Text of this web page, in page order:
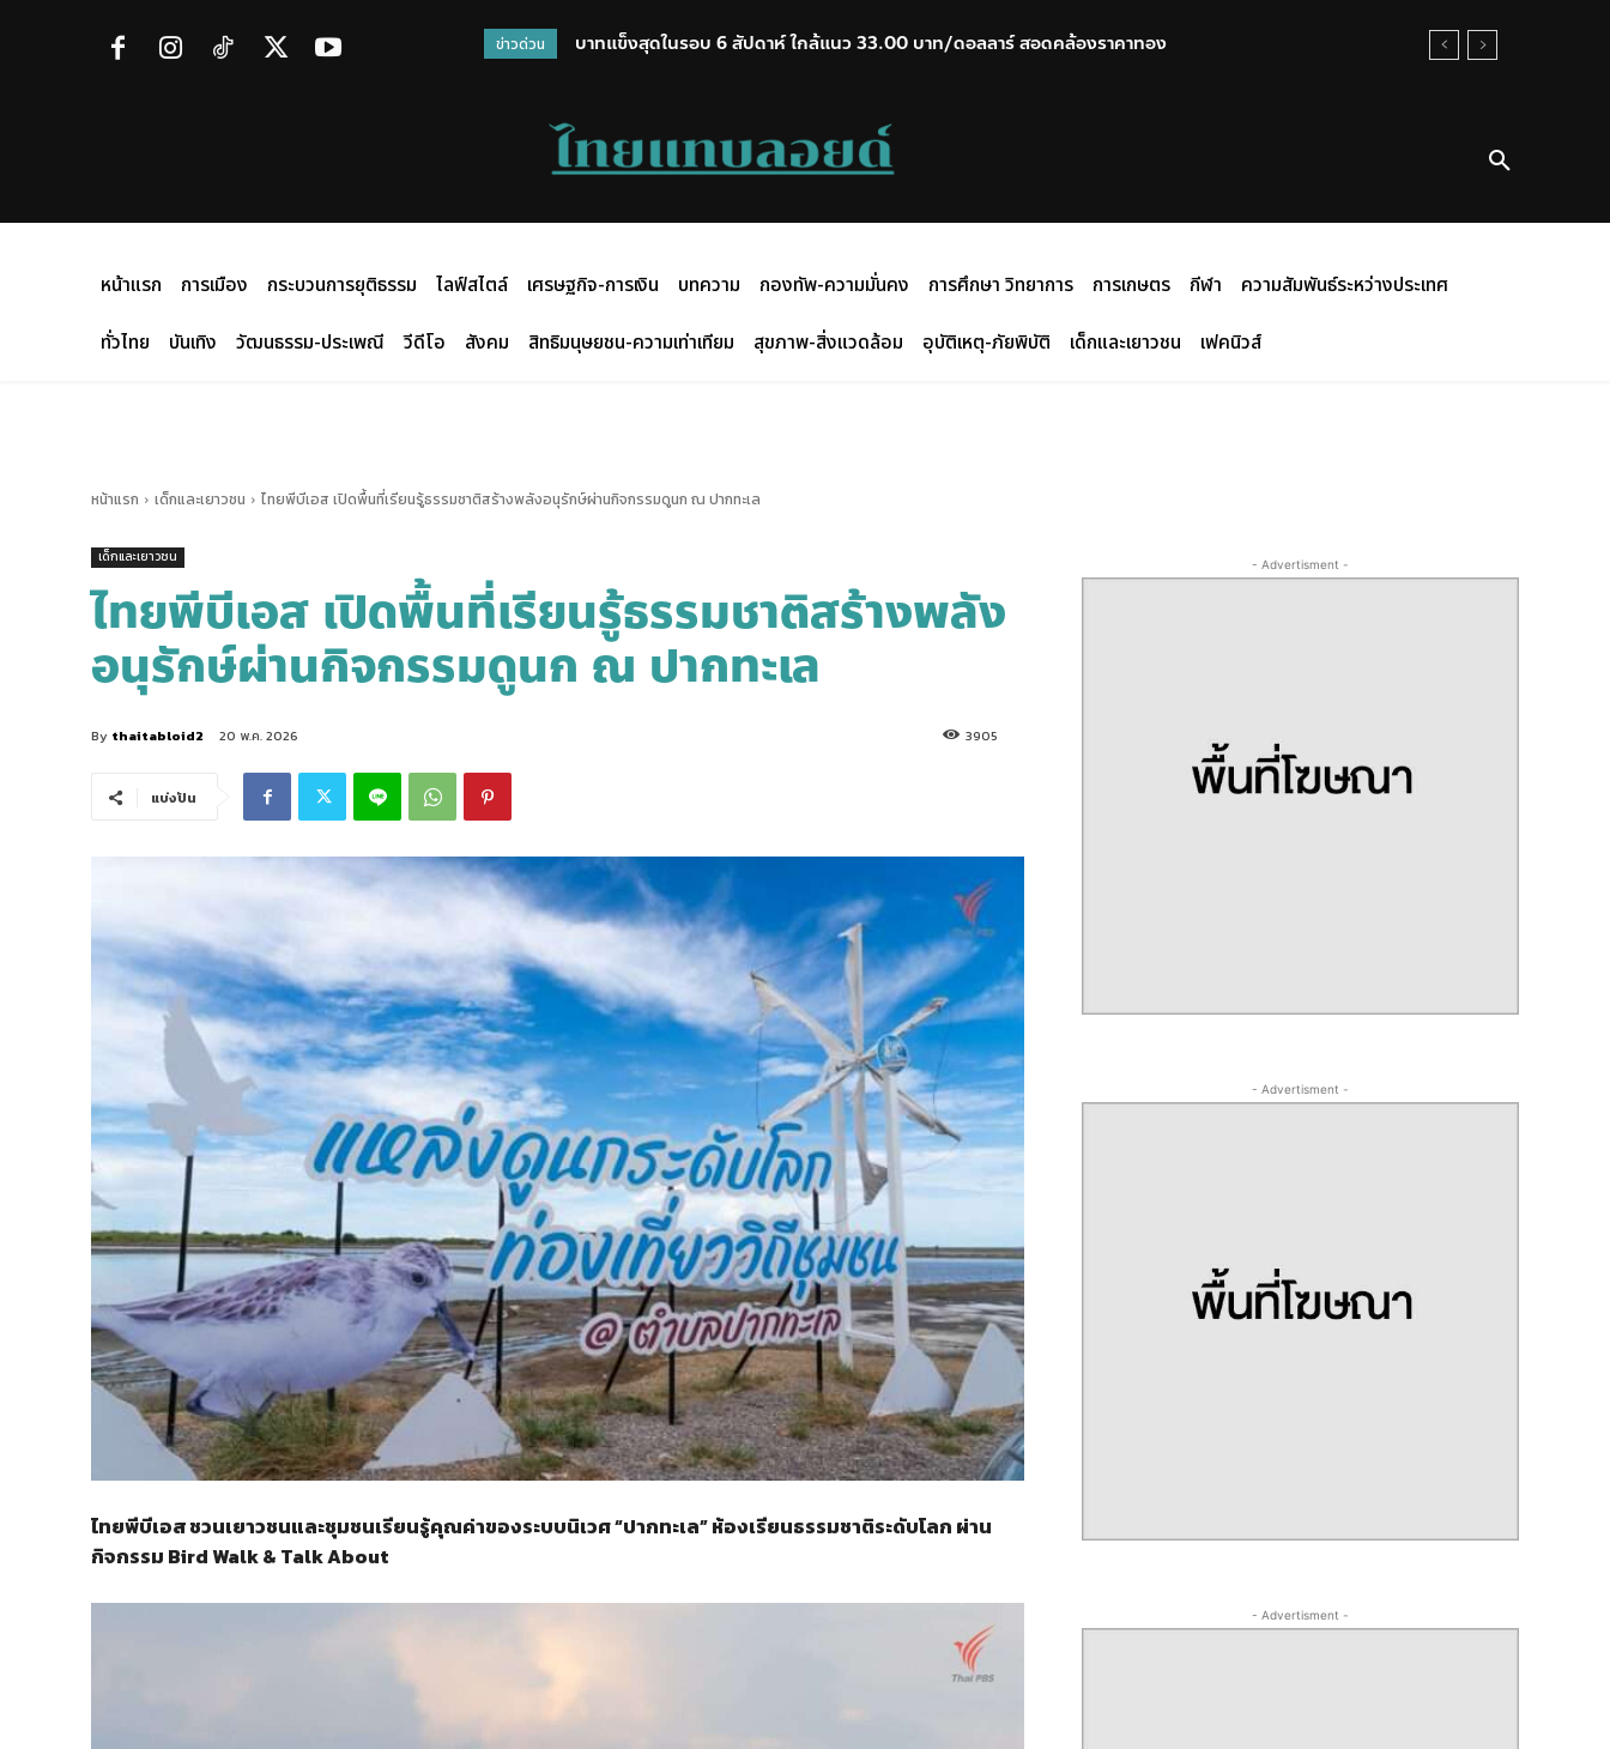
ข่าวด่วน
ผบช.ทท.ปฏิวัติตำรวจท่องเที่ยวยุค AI เร่งสปีด Command Center เชื่อม 1155 สแกนใบหน้า-ทะเบียน
หน้าแรก การเมือง กระบวนการยุติธรรม ไลฟ์สไตล์ เศรษฐกิจ-การเงิน บทความ กองทัพ-ความมั่นคง การศึกษา วิทยาการ การเกษตร กีฬา
ความสัมพันธ์ระหว่างประเทศ
ทั่วไทย
บันเทิง วัฒนธรรม-ประเพณี วีดีโอ สังคม สิทธิมนุษยชน-ความเท่าเทียม สุขภาพ-สิ่งแวดล้อม อุบัติเหตุ-ภัยพิบัติ เด็กและเยาวชน เฟคนิวส์
หน้าแรก เด็กและเยาวชน ไทยพีบีเอส เปิดพื้นที่เรียนรู้ธรรมชาติสร้างพลังอนุรักษ์ผ่านกิจกรรมดูนก ณ ปากทะเล
เด็กและเยาวชน
ไทยพีบีเอส เปิดพื้นที่เรียนรู้ธรรมชาติสร้างพลัง
อนุรักษ์ผ่านกิจกรรมดูนก ณ ปากทะเล
By thaitabloid2 20 พ.ค. 2026 3905
แบ่งปัน
ไทยพีบีเอส ชวนเยาวชนและชุมชนเรียนรู้คุณค่าของระบบนิเวศ “ปากทะเล” ห้องเรียนธรรมชาติระดับโลก ผ่าน
กิจกรรม Bird Walk & Talk About
- Advertisment -
- Advertisment -
- Advertisment -